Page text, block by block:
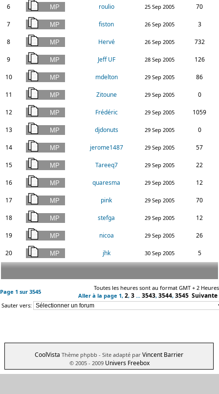
6 roulio 25 Sep 2005 70
7 fiston 26 Sep 2005 3
8 Hervé 26 Sep 2005 732
9 Jeff UF 28 Sep 2005 126
10 mdelton 29 Sep 2005 86
11 Zitoune 29 Sep 2005 0
12 Frédéric 29 Sep 2005 1059
13 djdonuts 29 Sep 2005 0
14 jerome1487 29 Sep 2005 57
15 Tareeq7 29 Sep 2005 22
16 quaresma 29 Sep 2005 12
17 pink 29 Sep 2005 70
18 stefga 29 Sep 2005 12
19 nicoa 29 Sep 2005 26
20 jhk 30 Sep 2005 5
Page 1 sur 3545
Toutes les heures sont au format GMT + 2 Heures
Aller à la page 1, 2, 3 ... 3543, 3544, 3545 Suivante
Sauter vers:
CoolVista Thème phpbb - Site adapté par Vincent Barrier
© 2005 - 2009 Univers Freebox